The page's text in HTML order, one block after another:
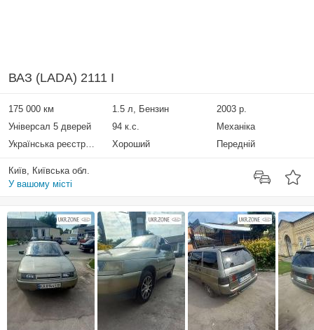
ВАЗ (LADA) 2111 I
175 000 км 1.5 л, Бензин
2003 р.
Універсал 5 дверей
94 к.с.
Механіка
Українська реєстрація
Хороший Передній
Київ, Київська обл.
У вашому місті